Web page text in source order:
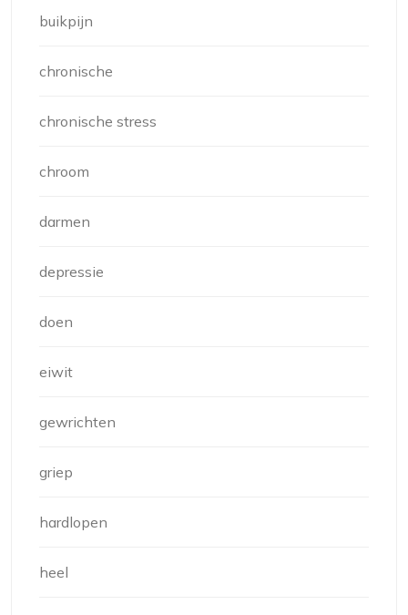
buikpijn
chronische
chronische stress
chroom
darmen
depressie
doen
eiwit
gewrichten
griep
hardlopen
heel